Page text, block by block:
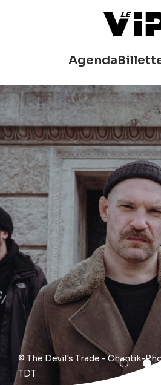
Agenda
© The Devil's Trade - Chantik-
TDT